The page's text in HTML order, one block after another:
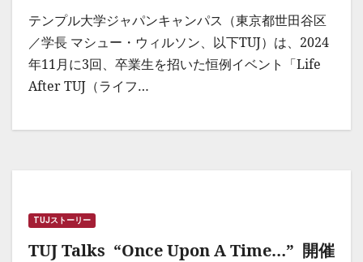
テンプル大学ジャパンキャンパス（東京都世田谷区
／学長 マシュー・ウィルソン、以下TUJ）は、2024
年11月に3回、卒業生を招いた恒例イベント「Life
After TUJ（ライフ…
TUJストーリー
TUJ Talks “Once Upon A Time…” 開催